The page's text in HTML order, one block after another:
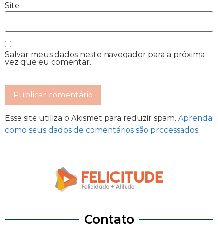
Site
Salvar meus dados neste navegador para a próxima
vez que eu comentar.
Esse site utiliza o Akismet para reduzir spam. Aprenda
como seus dados de comentários são processados.
Contato